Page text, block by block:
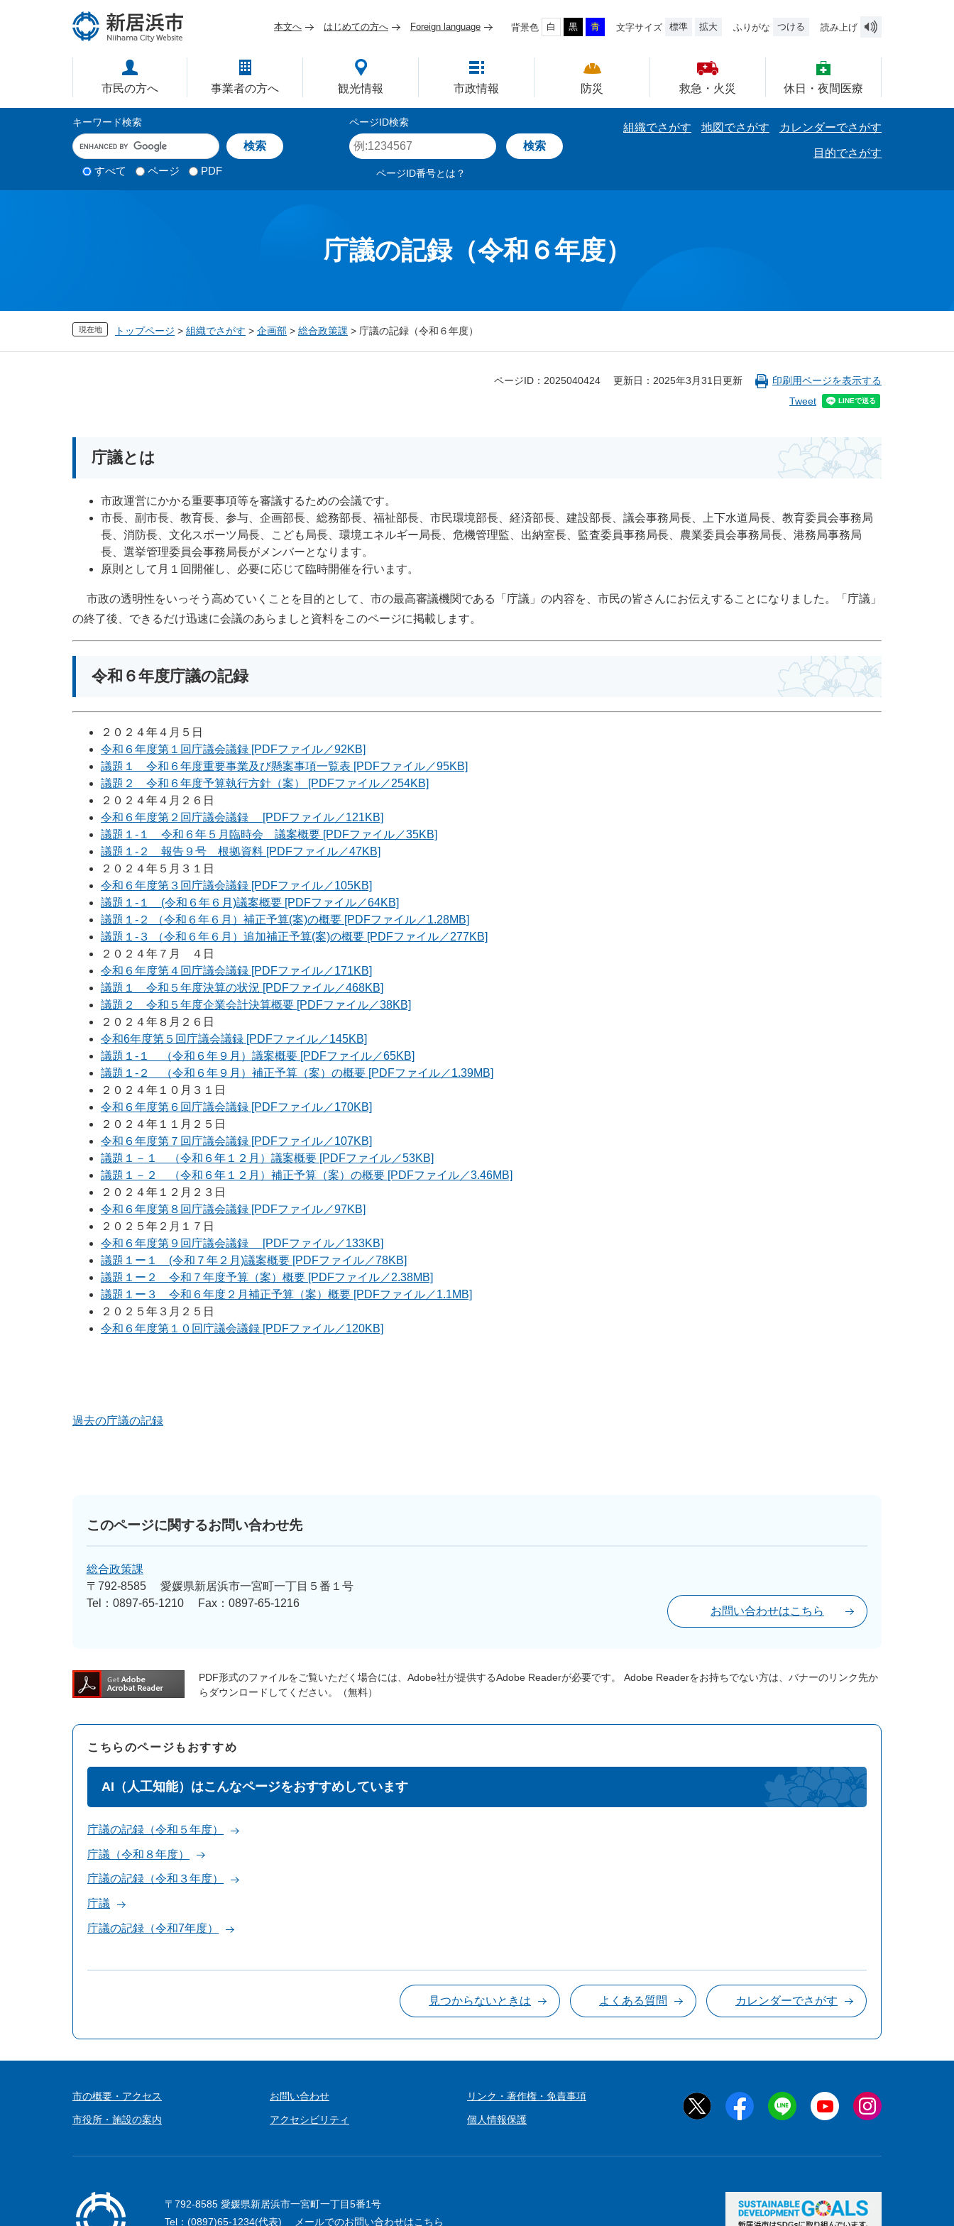
で
ば
本文へ はじめての方へ Foreign language 背景色 白 黒 青 文字サイズ 標準 拡大 ふりがな つける 読み上げ
市民の方へ 事業者の方へ 観光情報 市政情報 防災 救急・火災 休日・夜間医療
キーワード検索
キ
ー
検 すべて ページ PDF
ページID検索
ペ
ー
力
ページID番号とは？
組織でさがす 地図でさがす カレンダーでさがす
目的でさがす
庁議の記録（令和６年度）
現在地 トップページ > 組織でさがす > 企画部 > 総合政策課 > 庁議の記録（令和６年度）
ページID：2025040424 更新日：2025年3月31日更新
印刷用ページを表示する
Tweet
庁議とは
市政運営にかかる重要事項等を審議するための会議です。
市長、副市長、教育長、参与、企画部長、総務部長、福祉部長、市民環境部長、経済部長、建設部長、議会事務局長、上下水道局長、教育委員会事務局
長、消防長、文化スポーツ局長、こども局長、環境エネルギー局長、危機管理監、出納室長、監査委員事務局長、農業委員会事務局長、港務局事務局
長、選挙管理委員会事務局長がメンバーとなります。
原則として月１回開催し、必要に応じて臨時開催を行います。
市政の透明性をいっそう高めていくことを目的として、市の最高審議機関である「庁議」の内容を、市民の皆さんにお伝えすることになりました。「庁議」
の終了後、できるだけ迅速に会議のあらましと資料をこのページに掲載します。
令和６年度庁議の記録
２０２４年４月５日
令和６年度第１回庁議会議録 [PDFファイル／92KB]
議題１ 令和６年度重要事業及び懸案事項一覧表 [PDFファイル／95KB]
議題２ 令和６年度予算執行方針（案） [PDFファイル／254KB]
２０２４年４月２６日
令和６年度第２回庁議会議録 [PDFファイル／121KB]
議題１-１ 令和６年５月臨時会 議案概要 [PDFファイル／35KB]
議題１-２ 報告９号 根拠資料 [PDFファイル／47KB]
２０２４年５月３１日
令和６年度第３回庁議会議録 [PDFファイル／105KB]
議題１-１ (令和６年６月)議案概要 [PDFファイル／64KB]
議題１-２ （令和６年６月）補正予算(案)の概要 [PDFファイル／1.28MB]
議題１-３ （令和６年６月）追加補正予算(案)の概要 [PDFファイル／277KB]
２０２４年７月 ４日
令和６年度第４回庁議会議録 [PDFファイル／171KB]
議題１ 令和５年度決算の状況 [PDFファイル／468KB]
議題２ 令和５年度企業会計決算概要 [PDFファイル／38KB]
２０２４年８月２６日
令和6年度第５回庁議会議録 [PDFファイル／145KB]
議題１-１ （令和６年９月）議案概要 [PDFファイル／65KB]
議題１-２ （令和６年９月）補正予算（案）の概要 [PDFファイル／1.39MB]
２０２４年１０月３１日
令和６年度第６回庁議会議録 [PDFファイル／170KB]
２０２４年１１月２５日
令和６年度第７回庁議会議録 [PDFファイル／107KB]
議題１－１ （令和６年１２月）議案概要 [PDFファイル／53KB]
議題１－２ （令和６年１２月）補正予算（案）の概要 [PDFファイル／3.46MB]
２０２４年１２月２３日
令和６年度第８回庁議会議録 [PDFファイル／97KB]
２０２５年２月１７日
令和６年度第９回庁議会議録 [PDFファイル／133KB]
議題１ー１ (令和７年２月)議案概要 [PDFファイル／78KB]
議題１ー２ 令和７年度予算（案）概要 [PDFファイル／2.38MB]
議題１ー３ 令和６年度２月補正予算（案）概要 [PDFファイル／1.1MB]
２０２５年３月２５日
令和６年度第１０回庁議会議録 [PDFファイル／120KB]
過去の庁議の記録
このページに関するお問い合わせ先
総合政策課
〒792-8585
愛媛県新居浜市一宮町一丁目５番１号
Tel：0897-65-1210
Fax：0897-65-1216
お問い合わせはこちら
PDF形式のファイルをご覧いただく場合には、Adobe社が提供するAdobe Readerが必要です。
Adobe Readerをお持ちでない方は、バナーのリンク先か
らダウンロードしてください。（無料）
こちらのページもおすすめ
AI（人工知能）はこんなページをおすすめしています
庁議の記録（令和５年度）
庁議（令和８年度）
庁議の記録（令和３年度）
庁議
庁議の記録（令和7年度）
見つからないときは よくある質問 カレンダーでさがす
市の概要・アクセス
市役所・施設の案内
お問い合わせ
アクセシビリティ
リンク・著作権・免責事項
個人情報保護
〒792-8585 愛媛県新居浜市一宮町一丁目5番1号
Tel：(0897)65-1234(代表)
メールでのお問い合わせはこちら